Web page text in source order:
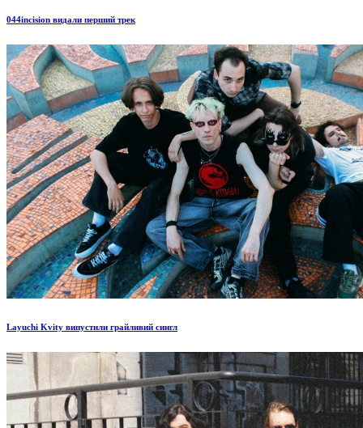
044incision видали перший трек
Layuchi Kvity випустили грайливий сингл